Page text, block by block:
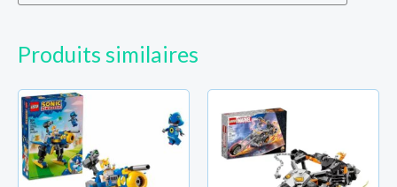
Produits similaires